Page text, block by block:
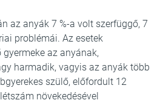
az anyák 7 %-a volt szerfüggő, 7
problémái. Az esetek
az anyának,
harmadik, vagyis az anyák több
szülő, előfordult 12
növekedésével